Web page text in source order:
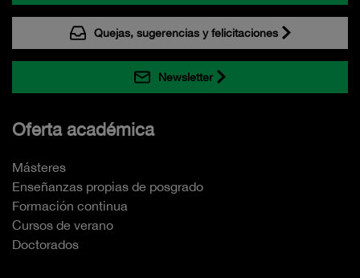
Quejas, sugerencias y felicitaciones
Newsletter
Oferta académica
Másteres
Enseñanzas propias de posgrado
Formación continua
Cursos de verano
Doctorados